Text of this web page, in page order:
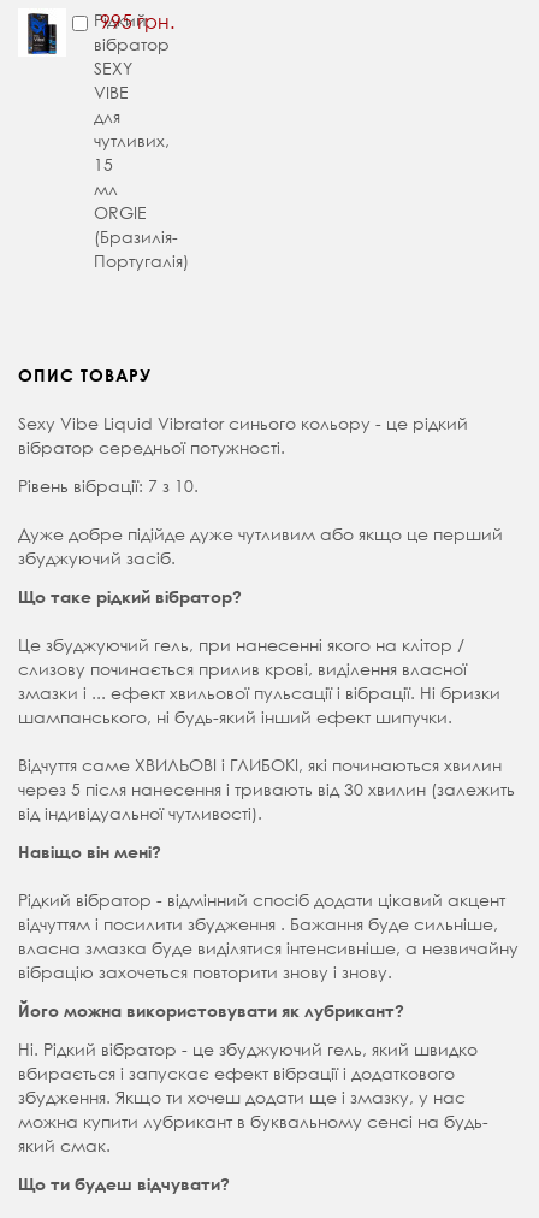
Рідкий
вібратор
SEXY
VIBE
для
чутливих,
15
мл
ORGIE
(Бразилія-
Португалія)
995 грн.
ОПИС ТОВАРУ
Sexy Vibe Liquid Vibrator синього кольору - це рідкий
вібратор середньої потужності.
Рівень вібрації: 7 з 10.
Дуже добре підійде дуже чутливим або якщо це перший
збуджуючий засіб.
Що таке рідкий вібратор?
Це збуджуючий гель, при нанесенні якого на клітор /
слизову починається прилив крові, виділення власної
змазки і ... ефект хвильової пульсації і вібрації. Ні бризки
шампанського, ні будь-який інший ефект шипучки.
Відчуття саме ХВИЛЬОВІ і ГЛИБОКІ, які починаються хвилин
через 5 після нанесення і тривають від 30 хвилин (залежить
від індивідуальної чутливості).
Навіщо він мені?
Рідкий вібратор - відмінний спосіб додати цікавий акцент
відчуттям і посилити збудження . Бажання буде сильніше,
власна змазка буде виділятися інтенсивніше, а незвичайну
вібрацію захочеться повторити знову і знову.
Його можна використовувати як лубрикант?
Ні. Рідкий вібратор - це збуджуючий гель, який швидко
вбирається і запускає ефект вібрації і додаткового
збудження. Якщо ти хочеш додати ще і змазку, у нас
можна купити лубрикант в буквальному сенсі на будь-
який смак.
Що ти будеш відчувати?